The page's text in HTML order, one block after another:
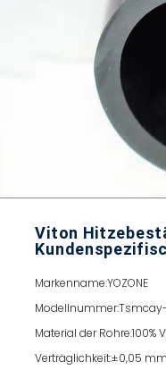
Viton
Markenname:YOZONE
Modellnummer:
Material der Rohre:100%
Verträglichkeit:±0,05 mm